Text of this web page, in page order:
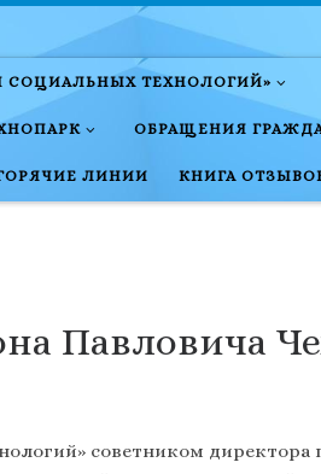
СОЦИАЛЬНЫХ ТЕХНОЛОГИЙ»
ОБРАЩЕНИЯ
ЛИНИИ КНИГА
Павловича
советником